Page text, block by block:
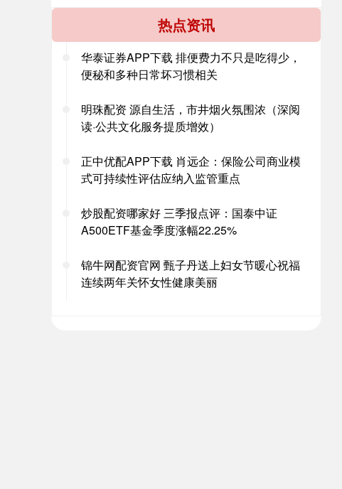
热点资讯
华泰证券APP下载 排便费力不只是吃得少，
便秘和多种日常坏习惯相关
明珠配资 源自生活，市井烟火氛围浓（深阅
读·公共文化服务提质增效）
正中优配APP下载 肖远企：保险公司商业模
式可持续性评估应纳入监管重点
炒股配资哪家好 三季报点评：国泰中证
A500ETF基金季度涨幅22.25%
锦牛网配资官网 甄子丹送上妇女节暖心祝福
连续两年关怀女性健康美丽